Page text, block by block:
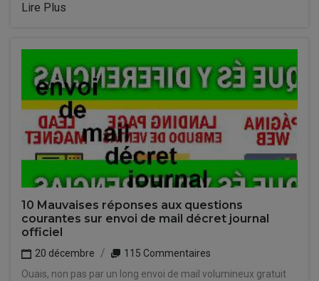
Lire Plus
10 Mauvaises réponses aux questions
courantes sur envoi de mail décret journal
officiel
20 décembre
115 Commentaires
Ouais, non pas par un long envoi de mail volumineux gratuit